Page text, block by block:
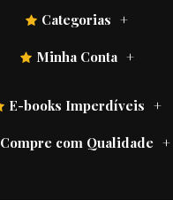
Categorias
Minha Conta
E-books Imperdíveis
Compre com Qualidade